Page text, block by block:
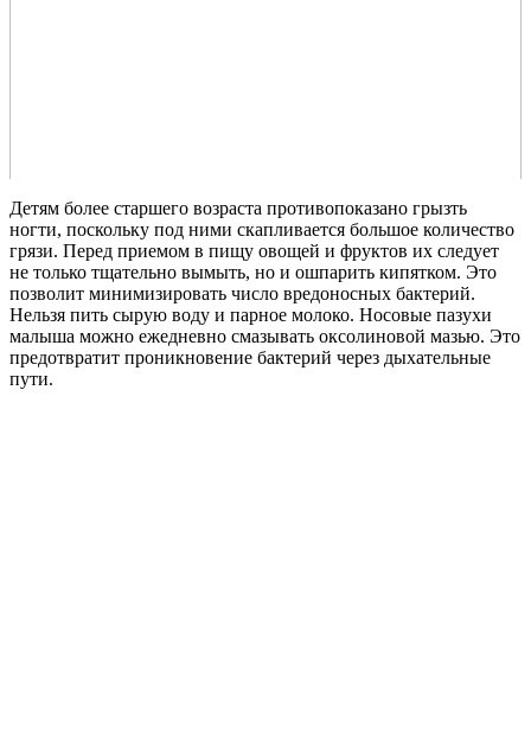
Детям более старшего возраста противопоказано грызть
ногти, поскольку под ними скапливается большое количество
грязи. Перед приемом в пищу овощей и фруктов их следует
не только тщательно вымыть, но и ошпарить кипятком. Это
позволит минимизировать число вредоносных бактерий.
Нельзя пить сырую воду и парное молоко. Носовые пазухи
малыша можно ежедневно смазывать оксолиновой мазью. Это
предотвратит проникновение бактерий через дыхательные
пути.